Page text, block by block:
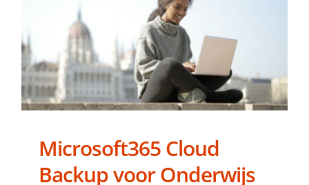
Microsoft365 Cloud
Backup voor Onderwijs